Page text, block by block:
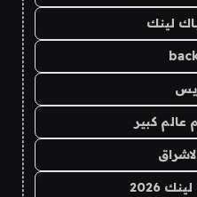
لينك
عالم كبير
2026